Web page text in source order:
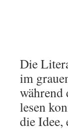
Die
im
während
lesen
die Idee,